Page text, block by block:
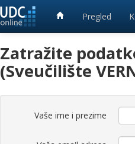
Pregled
Zatražite
(Sveučilište
Vaše ime i prezime